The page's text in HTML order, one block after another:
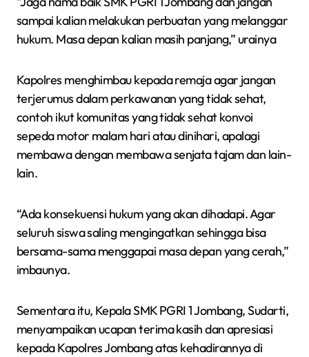
sampai kalian melakukan perbuatan yang melanggar
hukum. Masa depan kalian masih panjang,” urainya
Kapolres menghimbau kepada remaja agar jangan
terjerumus dalam perkawanan yang tidak sehat,
contoh ikut komunitas yang tidak sehat konvoi
sepeda motor malam hari atau dinihari, apalagi
membawa dengan membawa senjata tajam dan lain-
lain.
“Ada konsekuensi hukum yang akan dihadapi. Agar
seluruh siswa saling mengingatkan sehingga bisa
bersama-sama menggapai masa depan yang cerah,”
imbaunya.
Sementara itu, Kepala SMK PGRI 1 Jombang, Sudarti,
menyampaikan ucapan terima kasih dan apresiasi
kepada Kapolres Jombang atas kehadirannya di